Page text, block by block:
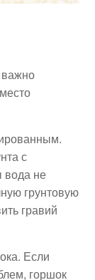
с
вода не
грунтовую
гравий
Если
горшок